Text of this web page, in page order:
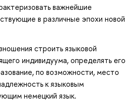
важнейшие
в различные эпохи новой
строить языковой
индивидуума, определять его
по возможности, место
к языковым
немецкий язык.